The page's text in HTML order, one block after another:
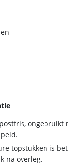
ongebruikt
topstukken is
na overleg.